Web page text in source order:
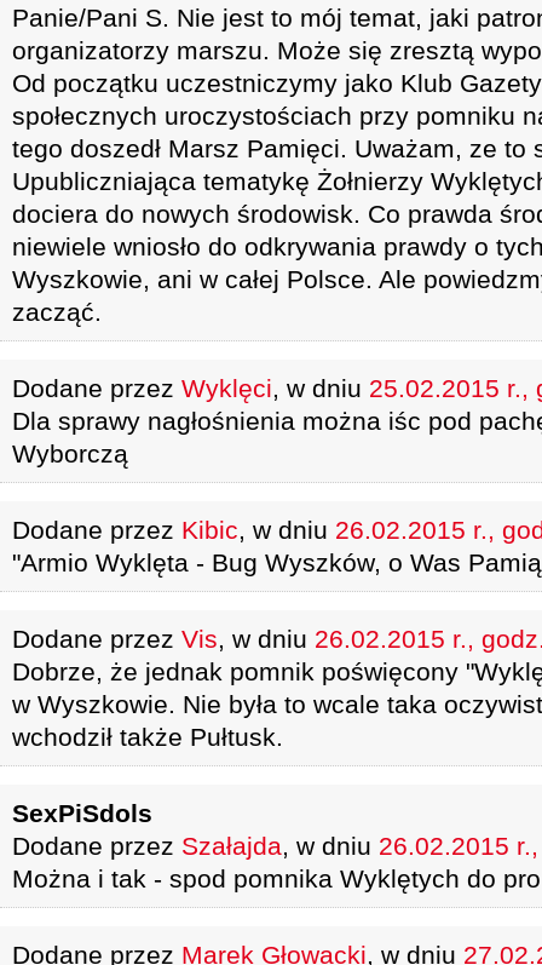
Panie/Pani S. Nie jest to mój temat, jaki
organizatorzy marszu. Może się zresztą
Od początku uczestniczymy jako Klub
społecznych uroczystościach przy pomniku
tego doszedł Marsz Pamięci. Uważam, ze to
Upubliczniająca tematykę Żołnierzy
dociera do nowych środowisk. Co prawda
niewiele wniosło do odkrywania prawdy o
Wyszkowie, ani w całej Polsce. Ale
zacząć.
Dodane przez Wyklęci, w dniu 25.02.2015 r.,
Dla sprawy nagłośnienia można iśc pod
Wyborczą
Dodane przez Kibic, w dniu 26.02.2015 r.,
"Armio Wyklęta - Bug Wyszków, o Was
Dodane przez Vis, w dniu 26.02.2015 r.,
Dobrze, że jednak pomnik poświęcony
w Wyszkowie. Nie była to wcale taka
wchodził także Pułtusk.
SexPiSdols
Dodane przez Szałajda, w dniu 26.02.2015
Można i tak - spod pomnika Wyklętych do
Dodane przez Marek Głowacki, w dniu